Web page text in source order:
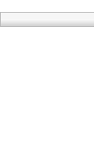
些准备工作？